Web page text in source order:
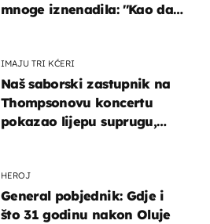
mnoge iznenadila: ''Kao da
IMAJU TRI KĆERI
Naš saborski zastupnik na
Thompsonovu koncertu
pokazao lijepu suprugu,
HEROJ
General pobjednik: Gdje i
što 31 godinu nakon Oluje